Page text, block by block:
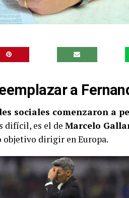
a
sociales comenzaron a
difícil, es el de Marcelo
objetivo dirigir en Europa.